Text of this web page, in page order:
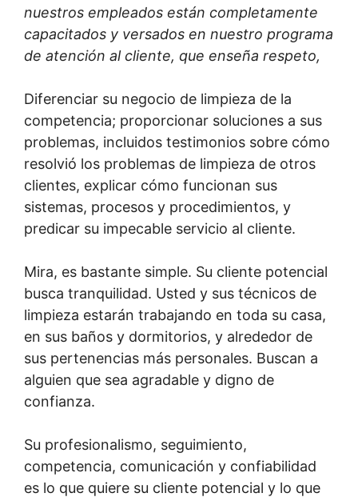
nuestros empleados están completamente
capacitados y versados ​​en nuestro programa
de atención al cliente, que enseña respeto,
Diferenciar su negocio de limpieza de la
competencia; proporcionar soluciones a sus
problemas, incluidos testimonios sobre cómo
resolvió los problemas de limpieza de otros
clientes, explicar cómo funcionan sus
sistemas, procesos y procedimientos, y
predicar su impecable servicio al cliente.
Mira, es bastante simple. Su cliente potencial
busca tranquilidad. Usted y sus técnicos de
limpieza estarán trabajando en toda su casa,
en sus baños y dormitorios, y alrededor de
sus pertenencias más personales. Buscan a
alguien que sea agradable y digno de
confianza.
Su profesionalismo, seguimiento,
competencia, comunicación y confiabilidad
es lo que quiere su cliente potencial y lo que